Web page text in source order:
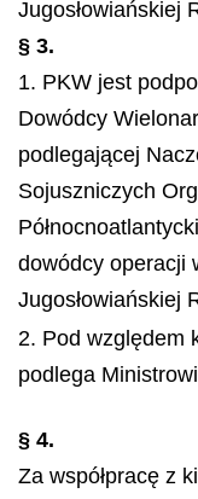
Jugosłowiańskiej
§ 3.
1. PKW jest
Dowódcy
podlegającej
Sojuszniczych
dowódcy operacji
Jugosłowiańskiej
2. Pod względem
podlega
§ 4.
Za współpracę z